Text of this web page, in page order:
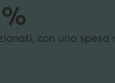
con una